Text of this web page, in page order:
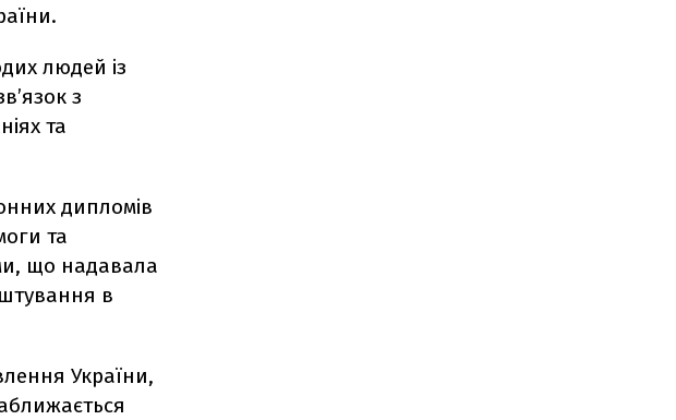
людей із
з
та
дипломів
та
що надавала
в
України,